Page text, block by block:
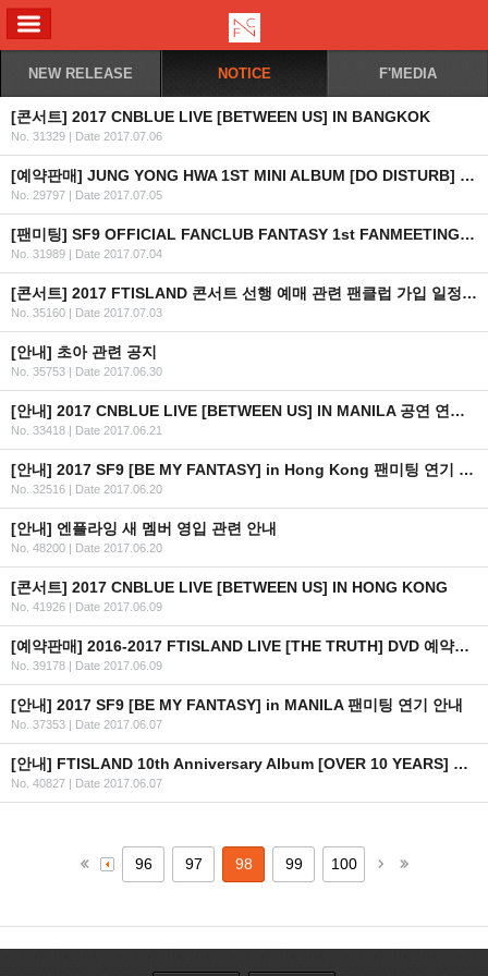
NEW RELEASE NOTICE F'MEDIA
[콘서트] 2017 CNBLUE LIVE [BETWEEN US] IN BANGKOK
No. 31329 | Date 2017.07.06
[예약판매] JUNG YONG HWA 1ST MINI ALBUM [DO DISTURB] 일반, 스페셜 ver. 예약판매 안내
No. 29797 | Date 2017.07.05
[팬미팅] SF9 OFFICIAL FANCLUB FANTASY 1st FANMEETING : BE MY FANTASY in SEOUL (KR/EN/CN)
No. 31989 | Date 2017.07.04
[콘서트] 2017 FTISLAND 콘서트 선행 예매 관련 팬클럽 가입 일정 안내
No. 35160 | Date 2017.07.03
[안내] 초아 관련 공지
No. 35753 | Date 2017.06.30
[안내] 2017 CNBLUE LIVE [BETWEEN US] IN MANILA 공연 연기 안내
No. 33418 | Date 2017.06.21
[안내] 2017 SF9 [BE MY FANTASY] in Hong Kong 팬미팅 연기 안내
No. 32516 | Date 2017.06.20
[안내] 엔플라잉 새 멤버 영입 관련 안내
No. 48200 | Date 2017.06.20
[콘서트] 2017 CNBLUE LIVE [BETWEEN US] IN HONG KONG
No. 41926 | Date 2017.06.09
[예약판매] 2016-2017 FTISLAND LIVE [THE TRUTH] DVD 예약판매 안내
No. 39178 | Date 2017.06.09
[안내] 2017 SF9 [BE MY FANTASY] in MANILA 팬미팅 연기 안내
No. 37353 | Date 2017.06.07
[안내] FTISLAND 10th Anniversary Album [OVER 10 YEARS] 공개
No. 40827 | Date 2017.06.07
96 97 98 99 100